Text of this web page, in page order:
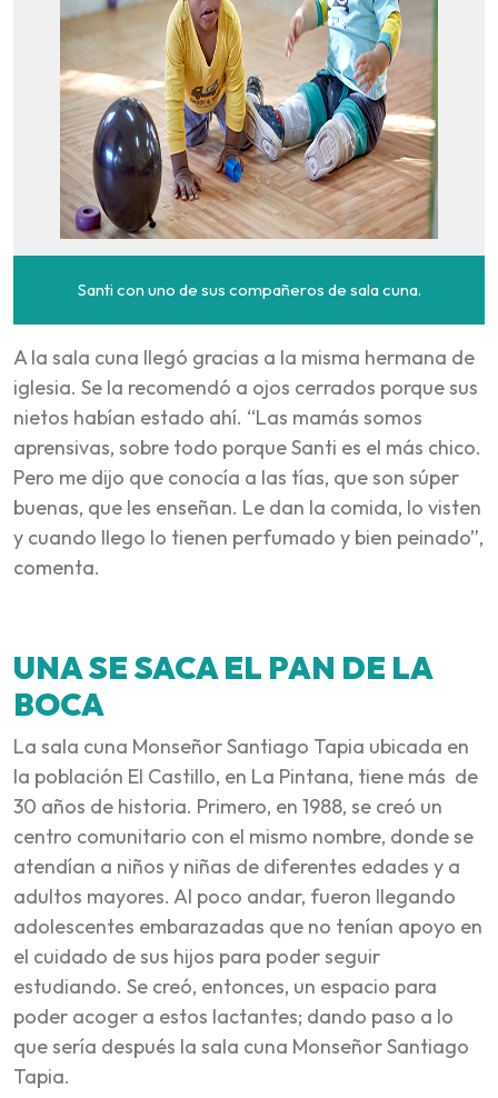
Santi con uno de sus compañeros de sala cuna.
A la sala cuna llegó gracias a la misma hermana de
iglesia. Se la recomendó a ojos cerrados porque sus
nietos habían estado ahí. “Las mamás somos
aprensivas, sobre todo porque Santi es el más chico.
Pero me dijo que conocía a las tías, que son súper
buenas, que les enseñan. Le dan la comida, lo visten
y cuando llego lo tienen perfumado y bien peinado”,
comenta.
UNA SE SACA EL PAN DE LA
BOCA
La sala cuna Monseñor Santiago Tapia ubicada en
la población El Castillo, en La Pintana, tiene más de
30 años de historia. Primero, en 1988, se creó un
centro comunitario con el mismo nombre, donde se
atendían a niños y niñas de diferentes edades y a
adultos mayores. Al poco andar, fueron llegando
adolescentes embarazadas que no tenían apoyo en
el cuidado de sus hijos para poder seguir
estudiando. Se creó, entonces, un espacio para
poder acoger a estos lactantes; dando paso a lo
que sería después la sala cuna Monseñor Santiago
Tapia.